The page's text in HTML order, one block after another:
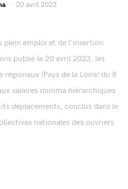
20 avril 2023
emploi et de l’insertion
publié le 20 avril 2023, les
(Pays de la Loire) du 8
salaires minima hiérarchiques
déplacements, conclus dans le
nationales des ouvriers